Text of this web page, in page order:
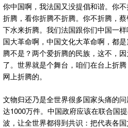
你中国啊，我法国又没提倡和谐。你
折腾，看你折腾不折腾。你不折腾，
下水来折腾。我们法国跟你们中国一
国大革命啊，中国文化大革命啊，都
腾不是？两个爱折腾的民族，这不，
了。世界就是个舞台，咱们在台上折
网上折腾的。
文物归还乃是全世界很多国家头痛的
达1000万件。中国政府应该在联合国
波，让全世界都得到共识：把代表各